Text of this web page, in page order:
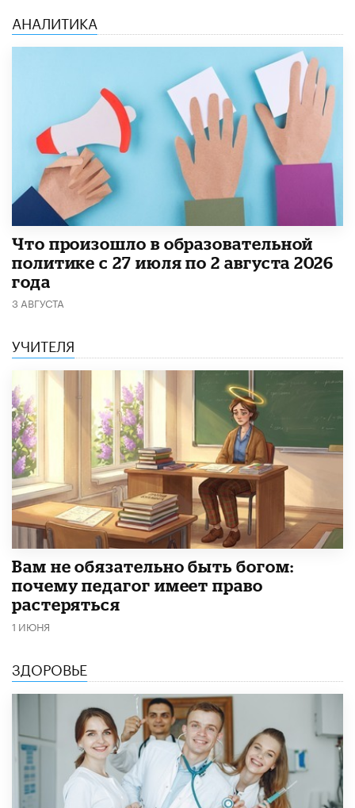
АНАЛИТИКА
​Что произошло в образовательной
политике с 27 июля по 2 августа 2026
года
3 АВГУСТА
УЧИТЕЛЯ
​Вам не обязательно быть богом:
почему педагог имеет право
растеряться
1 ИЮНЯ
ЗДОРОВЬЕ